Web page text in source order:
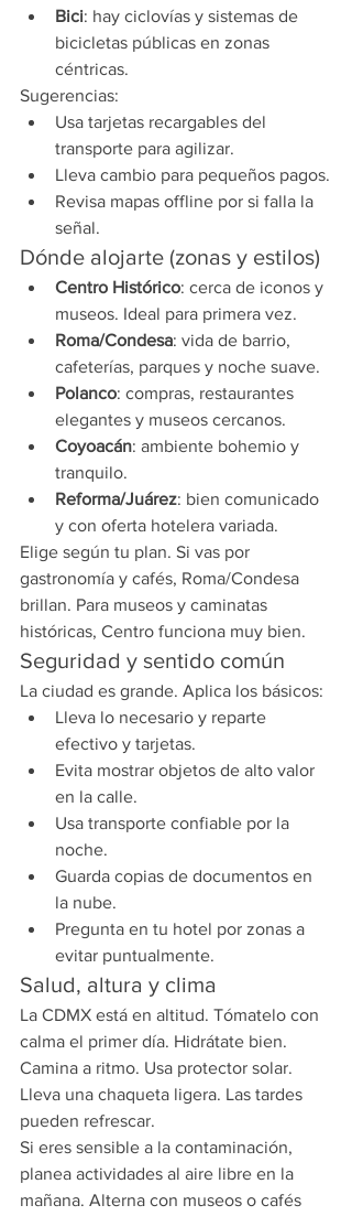
Bici: hay ciclovías y sistemas de
bicicletas públicas en zonas
céntricas.
Sugerencias:
Usa tarjetas recargables del
transporte para agilizar.
Lleva cambio para pequeños pagos.
Revisa mapas offline por si falla la
señal.
Dónde alojarte (zonas y estilos)
Centro Histórico: cerca de iconos y
museos. Ideal para primera vez.
Roma/Condesa: vida de barrio,
cafeterías, parques y noche suave.
Polanco: compras, restaurantes
elegantes y museos cercanos.
Coyoacán: ambiente bohemio y
tranquilo.
Reforma/Juárez: bien comunicado
y con oferta hotelera variada.
Elige según tu plan. Si vas por
gastronomía y cafés, Roma/Condesa
brillan. Para museos y caminatas
históricas, Centro funciona muy bien.
Seguridad y sentido común
La ciudad es grande. Aplica los básicos:
Lleva lo necesario y reparte
efectivo y tarjetas.
Evita mostrar objetos de alto valor
en la calle.
Usa transporte confiable por la
noche.
Guarda copias de documentos en
la nube.
Pregunta en tu hotel por zonas a
evitar puntualmente.
Salud, altura y clima
La CDMX está en altitud. Tómatelo con
calma el primer día. Hidrátate bien.
Camina a ritmo. Usa protector solar.
Lleva una chaqueta ligera. Las tardes
pueden refrescar.
Si eres sensible a la contaminación,
planea actividades al aire libre en la
mañana. Alterna con museos o cafés